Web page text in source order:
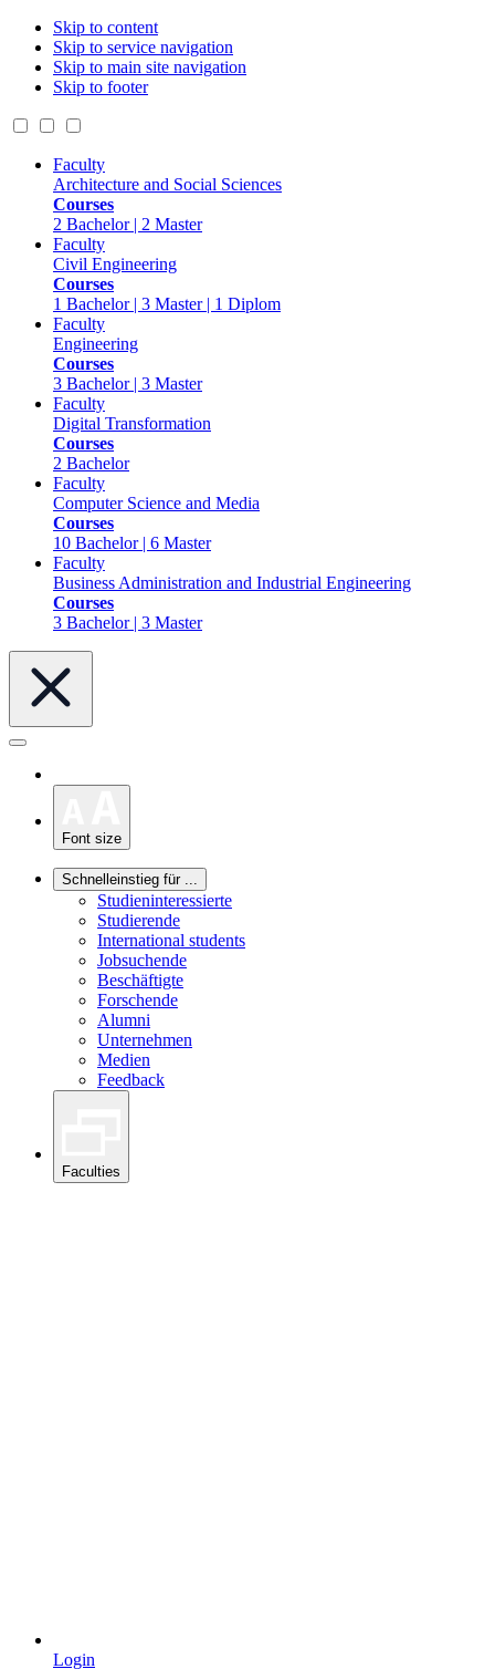
Skip to content
Skip to service navigation
Skip to main site navigation
Skip to footer
Faculty
Architecture and Social Sciences
Courses
2 Bachelor | 2 Master
Faculty
Civil Engineering
Courses
1 Bachelor | 3 Master | 1 Diplom
Faculty
Engineering
Courses
3 Bachelor | 3 Master
Faculty
Digital Transformation
Courses
2 Bachelor
Faculty
Computer Science and Media
Courses
10 Bachelor | 6 Master
Faculty
Business Administration and Industrial Engineering
Courses
3 Bachelor | 3 Master
Font size
Schnelleinstieg für ...
Studieninteressierte
Studierende
International students
Jobsuchende
Beschäftigte
Forschende
Alumni
Unternehmen
Medien
Feedback
Faculties
Login